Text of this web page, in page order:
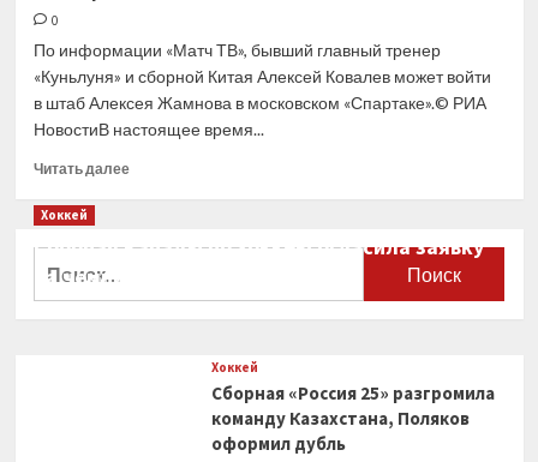
неудовлетворительным
выступление
команды
в КХЛ
0
По информации «Матч ТВ», бывший главный тренер
«Куньлуня» и сборной Китая Алексей Ковалев может войти
в штаб Алексея Жамнова в московском «Спартаке».© РИА
НовостиВ настоящее время...
Читать далееПрочитать
в штаб
Хоккей
Сборная Канады по хоккею огласила заявку
на чемпионат мира
Хоккей
Сборная «Россия 25» разгромила
команду Казахстана, Поляков
оформил дубль